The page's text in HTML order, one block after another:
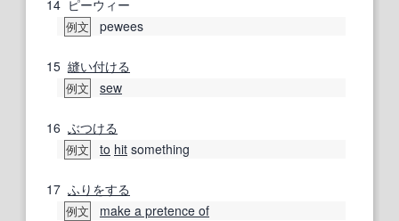
14 ピーウィー
例文 pewees
15 縫い付ける
例文 sew
16 ぶつける
例文 to hit something
17 ふりをする
例文 make a pretence of